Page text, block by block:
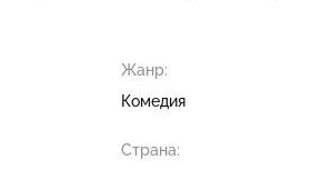
Жанр:
Комедия
Страна: